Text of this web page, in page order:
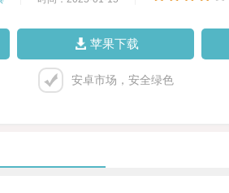
苹果下载
安卓市场，安全绿色